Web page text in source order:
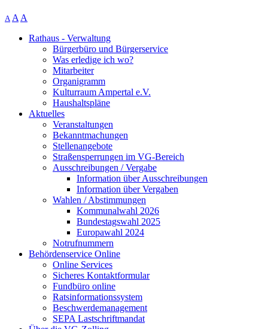
A A A
Rathaus - Verwaltung
Bürgerbüro und Bürgerservice
Was erledige ich wo?
Mitarbeiter
Organigramm
Kulturraum Ampertal e.V.
Haushaltspläne
Aktuelles
Veranstaltungen
Bekanntmachungen
Stellenangebote
Straßensperrungen im VG-Bereich
Ausschreibungen / Vergabe
Information über Ausschreibungen
Information über Vergaben
Wahlen / Abstimmungen
Kommunalwahl 2026
Bundestagswahl 2025
Europawahl 2024
Notrufnummern
Behördenservice Online
Online Services
Sicheres Kontaktformular
Fundbüro online
Ratsinformationssystem
Beschwerdemanagement
SEPA Lastschriftmandat